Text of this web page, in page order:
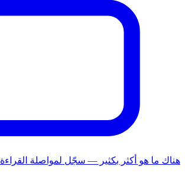
هناك ما هو أكثر بكثير — سجّل لمواصلة القراءة